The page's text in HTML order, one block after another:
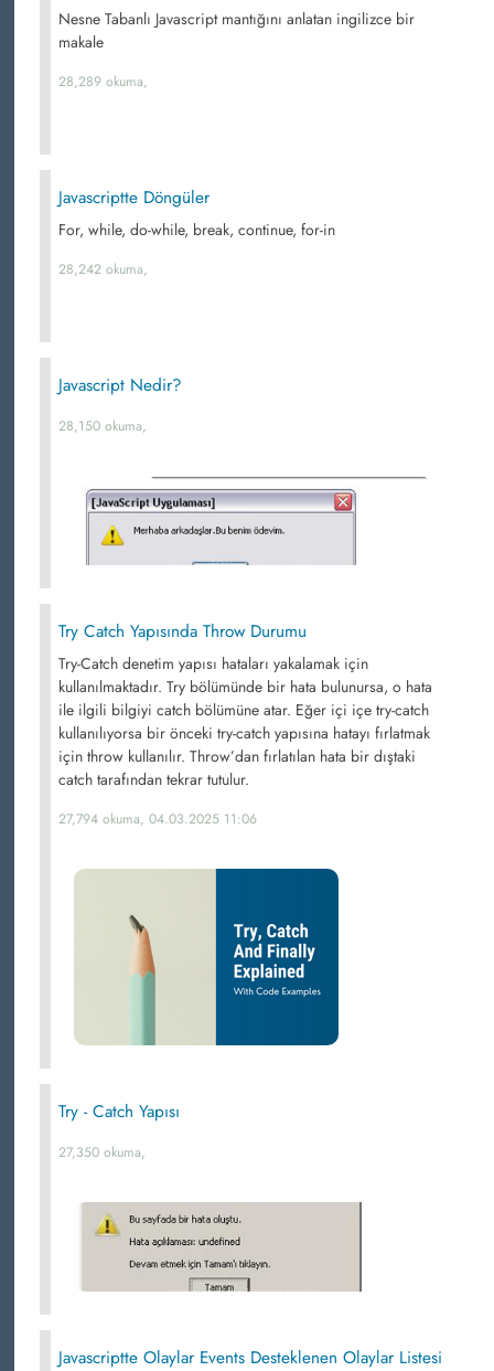
Nesne Tabanlı Javascript mantığını anlatan ingilizce bir
makale
28,289 okuma,
Javascriptte Döngüler
For, while, do-while, break, continue, for-in
28,242 okuma,
Javascript Nedir?
28,150 okuma,
Try Catch Yapısında Throw Durumu
Try-Catch denetim yapısı hataları yakalamak için
kullanılmaktadır. Try bölümünde bir hata bulunursa, o hata
ile ilgili bilgiyi catch bölümüne atar. Eğer içi içe try-catch
kullanılıyorsa bir önceki try-catch yapısına hatayı fırlatmak
için throw kullanılır. Throw’dan fırlatılan hata bir dıştaki
catch tarafından tekrar tutulur.
27,794 okuma, 04.03.2025 11:06
Try - Catch Yapısı
27,350 okuma,
Javascriptte Olaylar Events Desteklenen Olaylar Listesi